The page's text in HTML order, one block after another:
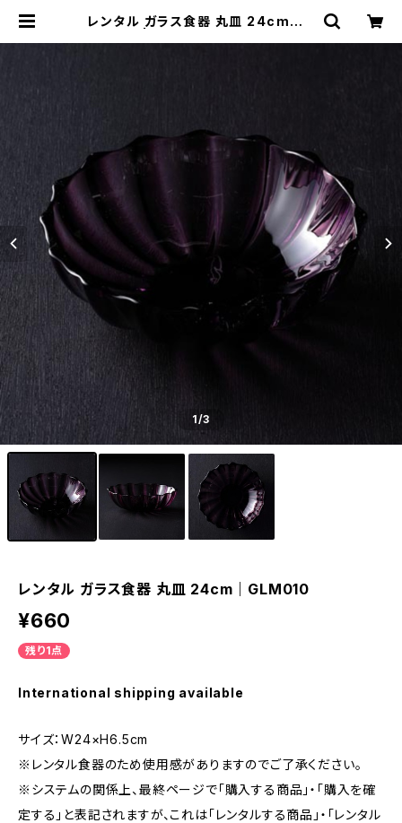
レンタル ガラス食器 丸皿 24cm｜G
1/3
レンタル ガラス食器 丸皿 24cm｜GLM010
¥660
残り1点
International shipping available
サイズ：W24×H6.5cm
※レンタル食器のため使用感がありますのでご了承ください。
※システムの関係上、最終ページで「購入する商品」・「購入を確
定する」と表記されますが、これは「レンタルする商品」・「レンタル